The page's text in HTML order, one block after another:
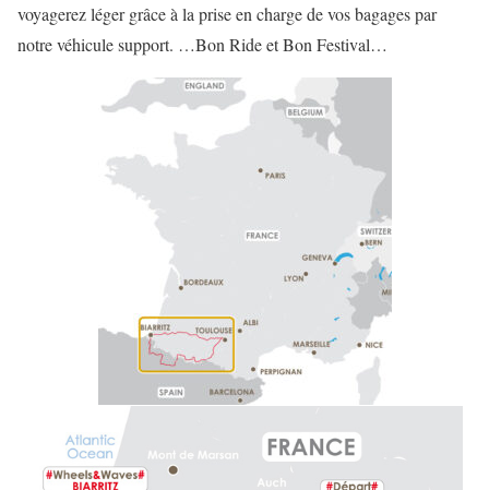
voyagerez léger grâce à la prise en charge de vos bagages par
notre véhicule support. …Bon Ride et Bon Festival…